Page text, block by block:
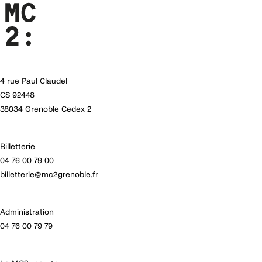
4 rue Paul Claudel
CS 92448
38034 Grenoble Cedex 2
Billetterie
04 76 00 79 00
billetterie@mc2grenoble.fr
Administration
04 76 00 79 79